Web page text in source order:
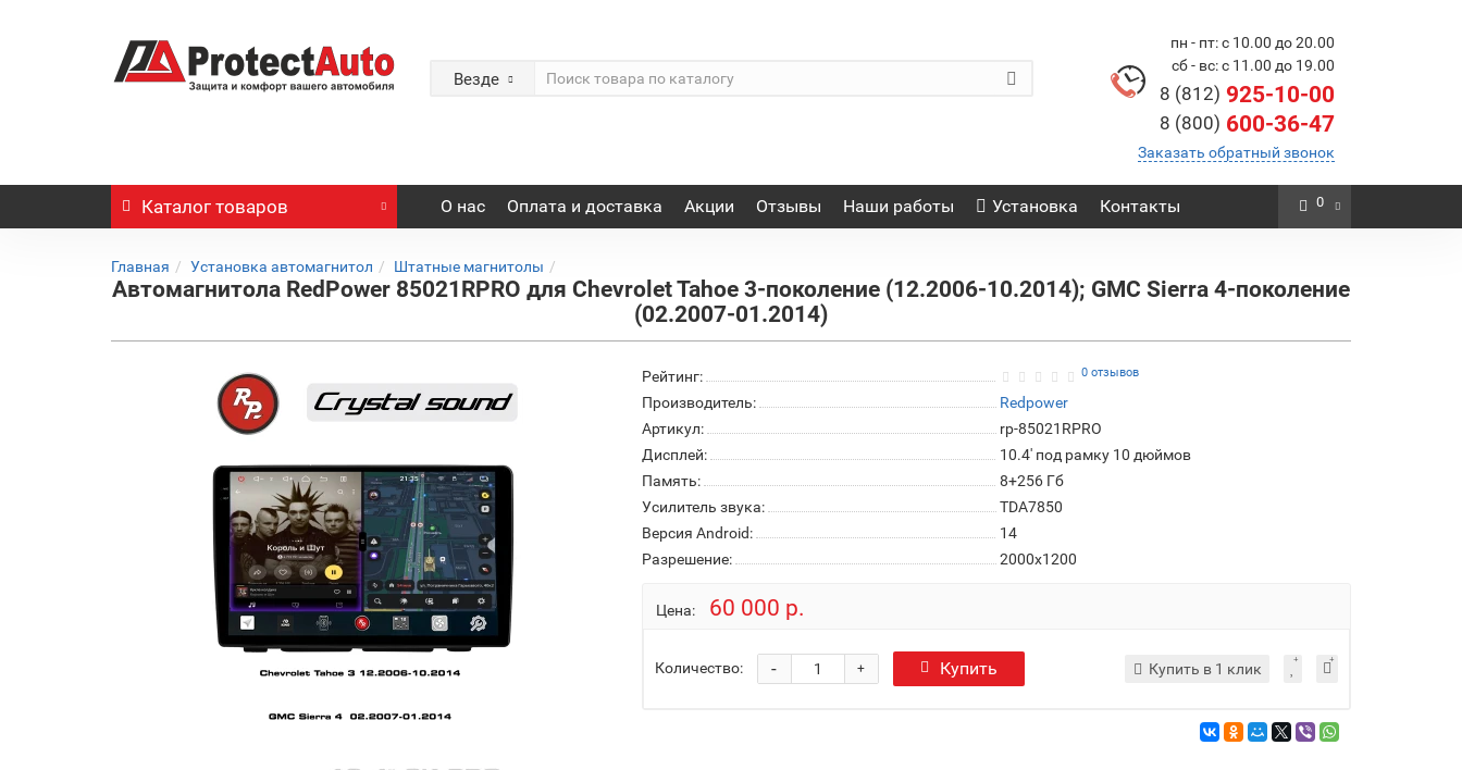
Везде
пн - пт: с 10.00 до 20.00
сб - вс: с 11.00 до 19.00
8 (812) 925-10-00
8 (800) 600-36-47
Заказать обратный звонок
Каталог товаров О нас Оплата и доставка Акции Отзывы Наши работы Установка Контакты 0
Главная Установка автомагнитол Штатные магнитолы
Автомагнитола RedPower 85021RPRO для Chevrolet Tahoe 3-поколение (12.2006-10.2014); GMC Sierra 4-поколение
(02.2007-01.2014)
Рейтинг: 0 отзывов
Производитель:
Redpower
Артикул:
rp-85021RPRO
Дисплей:
10.4' под рамку 10 дюймов
Память:
8+256 Гб
Усилитель звука:
TDA7850
Версия Android:
14
Разрешение:
2000x1200
Цена: 60 000 р.
Количество: +
- Купить Купить в 1 клик